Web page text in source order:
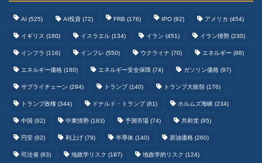
AI (525) AI投資 (72) FRB (176) IPO (92) アメリカ (454)
イギリス (180) イスラエル (134) イラン (451) イラン情勢 (230)
インフラ (116) インフレ (550) ウクライナ (70) エネルギー (98)
エネルギー価格 (180) エネルギー安全保障 (74) ガソリン価格 (97)
サプライチェーン (294) トランプ(140) トランプ大統領 (176)
トランプ政権 (344) ドナルド・トランプ(81) ホルムズ海峡 (234)
中国 (92) 中東情勢 (183) 予測市場 (74) 共和党 (95)
円安 (82) 利上げ (79) 半導体 (140) 原油価格 (260)
司法省 (83) 地政学リスク (187) 地政学的リスク (124)
野球まとめ